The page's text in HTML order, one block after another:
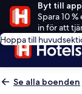
Byt till
Spara 10
in för att
Hoppa till
Se alla boenden